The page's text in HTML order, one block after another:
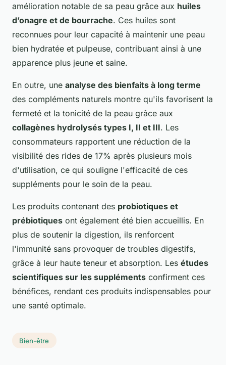
amélioration notable de sa peau grâce aux huiles
d’onagre et de bourrache. Ces huiles sont
reconnues pour leur capacité à maintenir une peau
bien hydratée et pulpeuse, contribuant ainsi à une
apparence plus jeune et saine.
En outre, une analyse des bienfaits à long terme
des compléments naturels montre qu'ils favorisent la
fermeté et la tonicité de la peau grâce aux
collagènes hydrolysés types I, II et III. Les
consommateurs rapportent une réduction de la
visibilité des rides de 17% après plusieurs mois
d'utilisation, ce qui souligne l'efficacité de ces
suppléments pour le soin de la peau.
Les produits contenant des probiotiques et
prébiotiques ont également été bien accueillis. En
plus de soutenir la digestion, ils renforcent
l'immunité sans provoquer de troubles digestifs,
grâce à leur haute teneur et absorption. Les études
scientifiques sur les suppléments confirment ces
bénéfices, rendant ces produits indispensables pour
une santé optimale.
Bien-être